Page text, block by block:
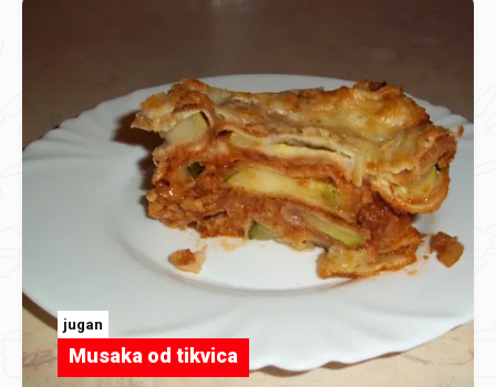
jugan
Musaka od tikvica